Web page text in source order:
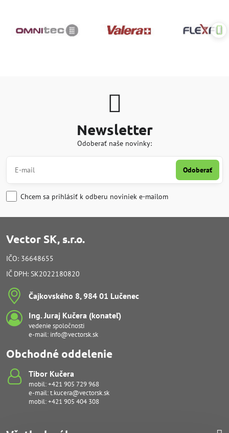
Newsletter
Odoberať naše novinky:
Odoberať
Chcem sa prihlásiť k odberu noviniek e-mailom
Vector SK, s.r.o.
IČO: 36648655
IČ DPH: SK2022180820
Čajkovského 8, 984 01 Lučenec
Ing​. Juraj Kučera (konateľ)
vedenie spoločnosti
e-mail: info@vectorsk.sk
Obchodné oddelenie
Tibor Kučera
mobil:+421 905 729 968
e-mail:t.kucera@vectorsk.sk
mobil:+421 905 404 308